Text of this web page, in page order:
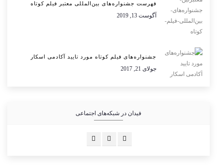
فهرست جشنواره‌های بین‌المللی معتبر فیلم کوتاه
آگوست 13, 2019
جشنواره‌های فیلم کوتاه مورد تایید آکادمی اسکار
جولای 21, 2017
فیدان در شبکه‌های اجتماعی